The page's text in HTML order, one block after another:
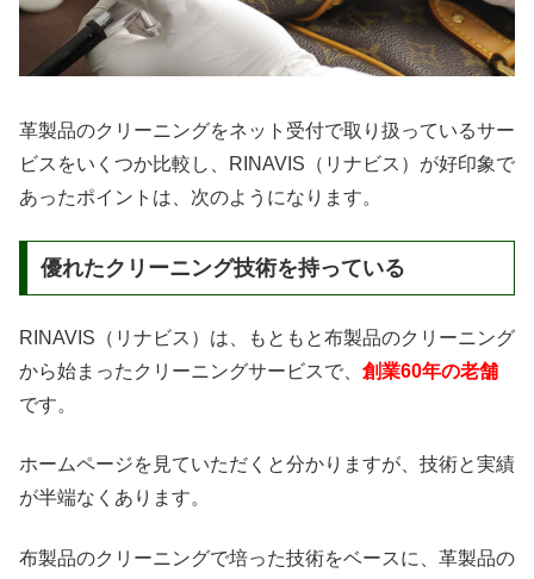
革製品のクリーニングをネット受付で取り扱っているサー
ビスをいくつか比較し、RINAVIS（リナビス）が好印象で
あったポイントは、次のようになります。
優れたクリーニング技術を持っている
RINAVIS（リナビス）は、もともと布製品のクリーニング
から始まったクリーニングサービスで、 創業60年の老舗
です。
ホームページを見ていただくと分かりますが、技術と実績
が半端なくあります。
布製品のクリーニングで培った技術をベースに、革製品の